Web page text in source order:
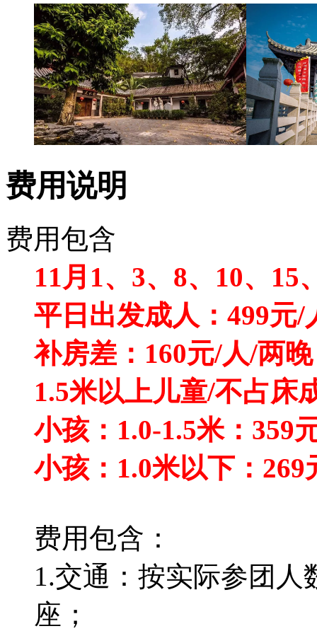
费用说明
费用包含
11月1、3、8、10、15
平日出发成人：499元
补房差：160元/人/两晚
1.5米以上儿童/不占床
小孩：1.0-1.5米：359
小孩：1.0米以下：
费用包含：
1.交通：按实际参团
座；